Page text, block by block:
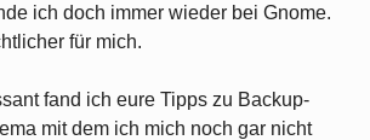
ich doch immer wieder bei Gnome.
für mich.
fand ich eure Tipps zu Backup-
mit dem ich mich noch gar nicht